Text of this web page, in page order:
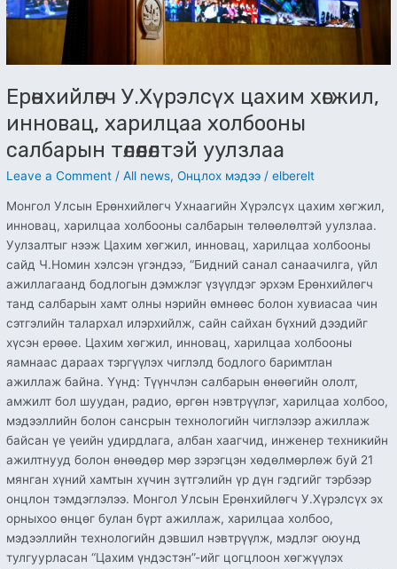
Ерөнхийлөгч У.Хүрэлсүх цахим хөгжил,
инновац, харилцаа холбооны
салбарын төлөөлөлтэй уулзлаа
Leave a Comment /All news,Онцлох мэдээ /elberelt
Монгол Улсын Ерөнхийлөгч Ухнаагийн Хүрэлсүх цахим хөгжил,
инновац, харилцаа холбооны салбарын төлөөлөлтэй уулзлаа.
Уулзалтыг нээж Цахим хөгжил, инновац, харилцаа холбооны
сайд Ч.Номин хэлсэн үгэндээ, “Бидний санал санаачилга, үйл
ажиллагаанд бодлогын дэмжлэг үзүүлдэг эрхэм Ерөнхийлөгч
танд салбарын хамт олны нэрийн өмнөөс болон хувиасаа чин
сэтгэлийн талархал илэрхийлж, сайн сайхан бүхний дээдийг
хүсэн ерөөе. Цахим хөгжил, инновац, харилцаа холбооны
яамнаас дараах тэргүүлэх чиглэлд бодлого баримтлан
ажиллаж байна. Үүнд: Түүнчлэн салбарын өнөөгийн ололт,
амжилт бол шуудан, радио, өргөн нэвтрүүлэг, харилцаа холбоо,
мэдээллийн болон сансрын технологийн чиглэлээр ажиллаж
байсан үе үеийн удирдлага, албан хаагчид, инженер техникийн
ажилтнууд болон өнөөдөр мөр зэрэгцэн хөдөлмөрлөж буй 21
мянган хүний хамтын хүчин зүтгэлийн үр дүн гэдгийг тэрбээр
онцлон тэмдэглэлээ. Монгол Улсын Ерөнхийлөгч У.Хүрэлсүх эх
орныхоо өнцөг булан бүрт ажиллаж, харилцаа холбоо,
мэдээллийн технологийн дэвшил нэвтрүүлж, мэдлэг оюунд
тулгуурласан “Цахим үндэстэн”-ийг цогцлоон хөгжүүлэх